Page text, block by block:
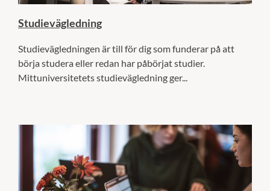
Studievägledning
Studievägledningen är till för dig som funderar på att
börja studera eller redan har påbörjat studier.
Mittuniversitetets studievägledning ger...